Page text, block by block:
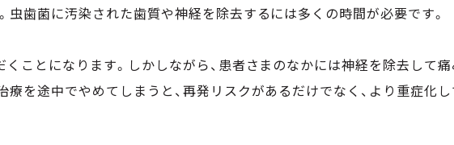
歯菌に汚染された歯質や神経を除去するには多くの時間が必要です。
ことになります。しかしながら、患者さまのなかには神経を除去して
を途中でやめてしまうと、再発リスクがあるだけでなく、より重症化
QRコードでLINEの友だちを追加
LINEアプリの友だちタブを開き、
画面右上にある友だち追加ボタン＞[QRコード]をタップして、